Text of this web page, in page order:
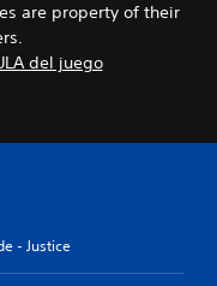
are property of their
del juego
- Justice